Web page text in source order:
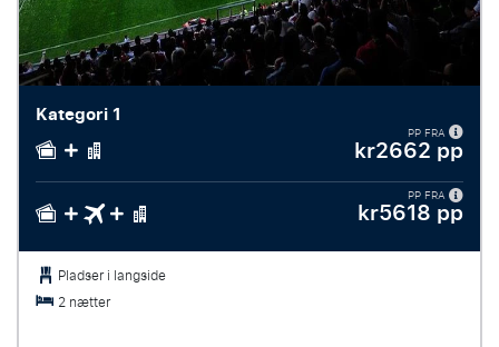
Kategori 1
PP FRA
kr2662 pp
PP FRA
kr5618 pp
Pladser i langside
2 nætter